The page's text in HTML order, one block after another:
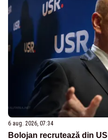
6 aug. 2026, 07:34
Bolojan recrutează din